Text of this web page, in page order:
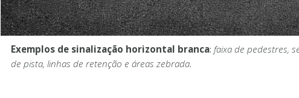
Exemplos de sinalização horizontal branca: faixa de pedestres,
de pista, linhas de retenção e áreas zebrada.